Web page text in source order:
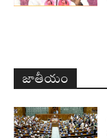
జాతీయం